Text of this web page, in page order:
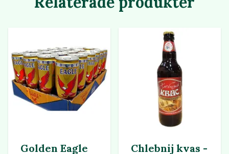
Golden Eagle
Chlebnij kvas -